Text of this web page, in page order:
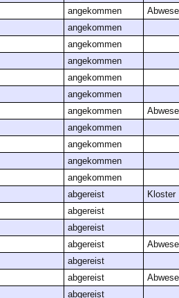
angekommen
angekommen
angekommen
angekommen
angekommen
angekommen
angekommen
angekommen
angekommen
angekommen
angekommen
abgereist
Kloster
abgereist
abgereist
abgereist
abgereist
abgereist
abgereist